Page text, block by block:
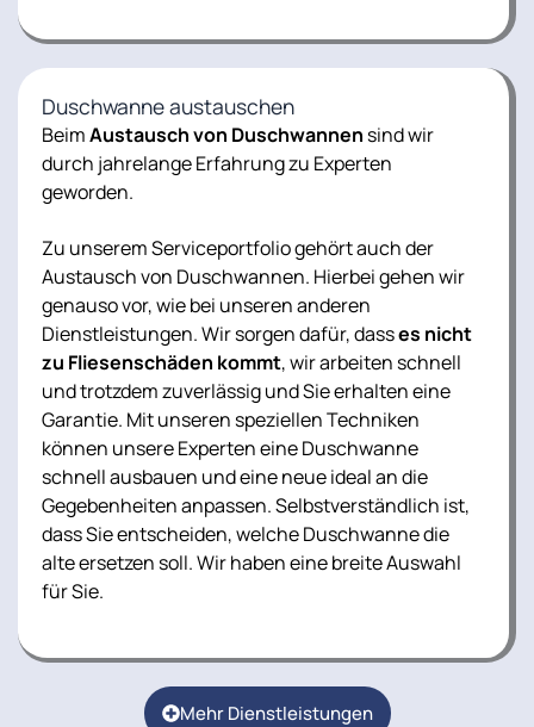
Duschwanne austauschen
BeimAustausch von Duschwannen sind wir
durch jahrelange Erfahrung zu Experten
geworden.
Zu unserem Serviceportfolio gehört auch der
Austausch von Duschwannen. Hierbei gehen wir
genauso vor, wie bei unseren anderen
Dienstleistungen. Wir sorgen dafür, dasses nicht
zu Fliesenschäden kommt, wir arbeiten schnell
und trotzdem zuverlässig und Sie erhalten eine
Garantie. Mit unseren speziellen Techniken
können unsere Experten eine Duschwanne
schnell ausbauen und eine neue ideal an die
Gegebenheiten anpassen. Selbstverständlich ist,
dass Sie entscheiden, welche Duschwanne die
alte ersetzen soll. Wir haben eine breite Auswahl
für Sie.
Mehr Dienstleistungen